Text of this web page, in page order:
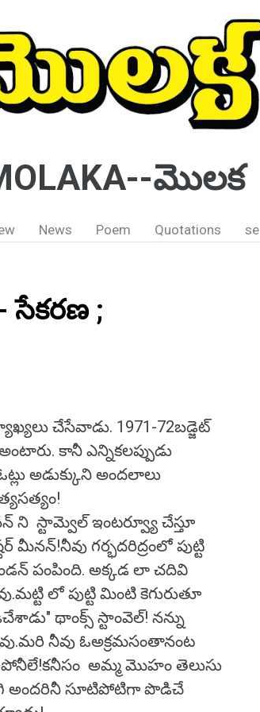
మొలక
News Poem Quotations se
సేకరణ ;
చేసేవాడు. 1971-72బడ్జెట్
కానీ ఎన్నికలప్పుడు
అడుక్కుని అందలాలు
ని స్టామ్వెల్ ఇంటర్వ్యూ చేస్తూ
గర్భదరిద్రంలో పుట్టి
పంపింది. అక్కడ లా చదివి
లో పుట్టి మింటి కెగురుతూ
థాంక్స్ స్టాంవెల్! నన్ను
నీవు ఓఅక్రమసంతానంట
అమ్మ మొహం తెలుసు
అందరినీ సూటిపోటిగా పొడిచే